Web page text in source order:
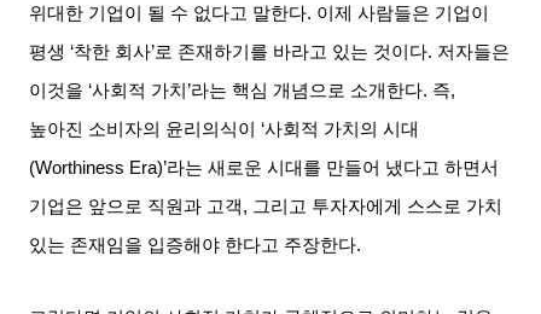
위대한 기업이 될 수 없다고 말한다. 이제 사람들은 기업이
평생 ‘착한 회사’로 존재하기를 바라고 있는 것이다. 저자들은
이것을 ‘사회적 가치 ’라는 핵심 개념으로 소개한다. 즉,
높아진 소비자의 윤리의식이
‘사회적 가치의 시대
(Worthiness Era)’라는 새로운 시대를 만들어 냈다고 하면서
기업은 앞으로 직원과 고객, 그리고 투자자에게 스스로 가치
있는 존재임을 입증해야 한다고 주장한다.